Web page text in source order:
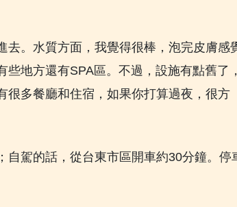
去。水質方面，我覺得很棒，泡完皮膚感
地方還有SPA區。不過，設施有點舊了
很多餐廳和住宿，如果你打算過夜，很方
自駕的話，從台東市區開車約30分鐘。停